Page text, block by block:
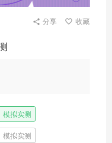
分享 收藏
模拟实测
模拟实测